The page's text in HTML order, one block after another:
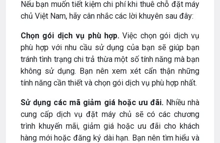
Nếu bạn muốn tiết kiệm chi phí khi thuê chỗ đặt máy
chủ Việt Nam, hãy cân nhắc các lời khuyên sau đây:
Chọn gói dịch vụ phù hợp. Việc chọn gói dịch vụ
phù hợp với nhu cầu sử dụng của bạn sẽ giúp bạn
tránh tình trạng chi trả thừa một số tính năng mà bạn
không sử dụng. Bạn nên xem xét cẩn thận những
tính năng cần thiết và chọn gói dịch vụ phù hợp nhất.
Sử dụng các mã giảm giá hoặc ưu đãi.Nhiều nhà
cung cấp dịch vụ đặt máy chủ sẽ có các chương
trình khuyến mãi, giảm giá hoặc ưu đãi cho khách
hàng mới hoặc đăng ký dài hạn. Bạn nên tìm hiểu và